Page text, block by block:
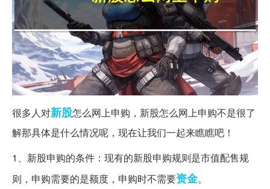
很多人对新股怎么网上申购，新股怎么网上申购不是很了
解那具体是什么情况呢，现在让我们一起来瞧瞧吧！
1、新股申购的条件：现有的新股申购规则是市值配售规
则，申购需要的是额度，申购时不需要资金。